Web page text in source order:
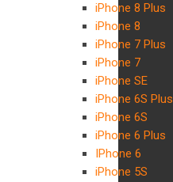
iPhone 8 Plus
iPhone 8
iPhone 7 Plus
iPhone 7
iPhone SE
iPhone 6S Plus
iPhone 6S
iPhone 6 Plus
IPhone 6
iPhone 5S